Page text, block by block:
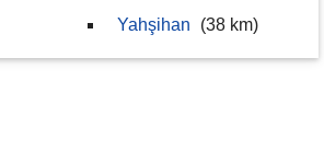
Yahşihan (38 km)